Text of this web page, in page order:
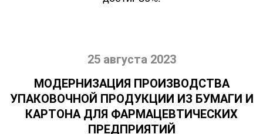
25 августа 2023
МОДЕРНИЗАЦИЯ ПРОИЗВОДСТВА
УПАКОВОЧНОЙ ПРОДУКЦИИ ИЗ БУМАГИ И
КАРТОНА ДЛЯ ФАРМАЦЕВТИЧЕСКИХ
ПРЕДПРИЯТИЙ